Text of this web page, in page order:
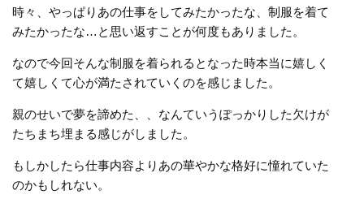
時々、やっぱりあの仕事をしてみたかったな、制服を着て
みたかったな…と思い返すことが何度もありました。
なので今回そんな制服を着られるとなった時本当に嬉しく
て嬉しくて心が満たされていくのを感じました。
親のせいで夢を諦めた、、なんていうぽっかりした欠けが
たちまち埋まる感じがしました。
もしかしたら仕事内容よりあの華やかな格好に憧れていた
のかもしれない。